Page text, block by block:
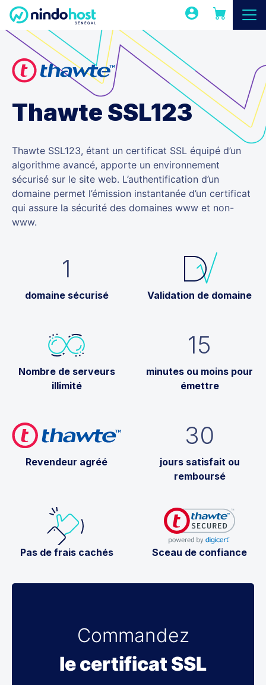
Thawte SSL123
Thawte SSL123, étant un certificat SSL équipé d’un
algorithme avancé, apporte un environnement
sécurisé sur le site web. L’authentification d’un
domaine permet l’émission instantanée d’un certificat
qui assure la sécurité des domaines www et non-
www.
1
domaine sécurisé Validation de domaine
Nombre de serveurs
illimité
15
minutes ou moins pour
émettre
Revendeur agréé
30
jours satisfait ou
remboursé
Pas de frais cachés Sceau de confiance
Commandez
le certificat SSL